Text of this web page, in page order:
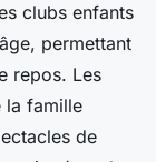
clubs enfants
permettant
repos. Les
la famille
de